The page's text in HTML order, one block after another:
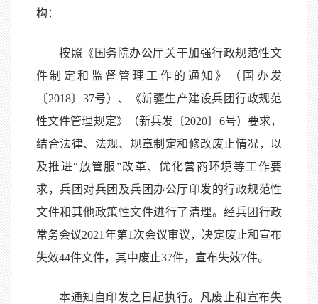
构：
按照《国务院办公厅关于加强行政规范性文
件制定和监督管理工作的通知》（国办发
〔2018〕37号）、《新疆生产建设兵团行政规范
性文件管理规定》（新兵发〔2020〕6号）要求，
结合法律、法规、规章制定和修改废止情况，以
及推进“放管服”改革、优化营商环境等工作要
求，兵团对兵团及兵团办公厅印发的行政规范性
文件和其他政策性文件进行了清理。经兵团行政
常务会议2021年第1次会议审议，决定废止和宣布
失效44件文件，其中废止37件，宣布失效7件。
本通知自印发之日起执行。凡废止和宣布失